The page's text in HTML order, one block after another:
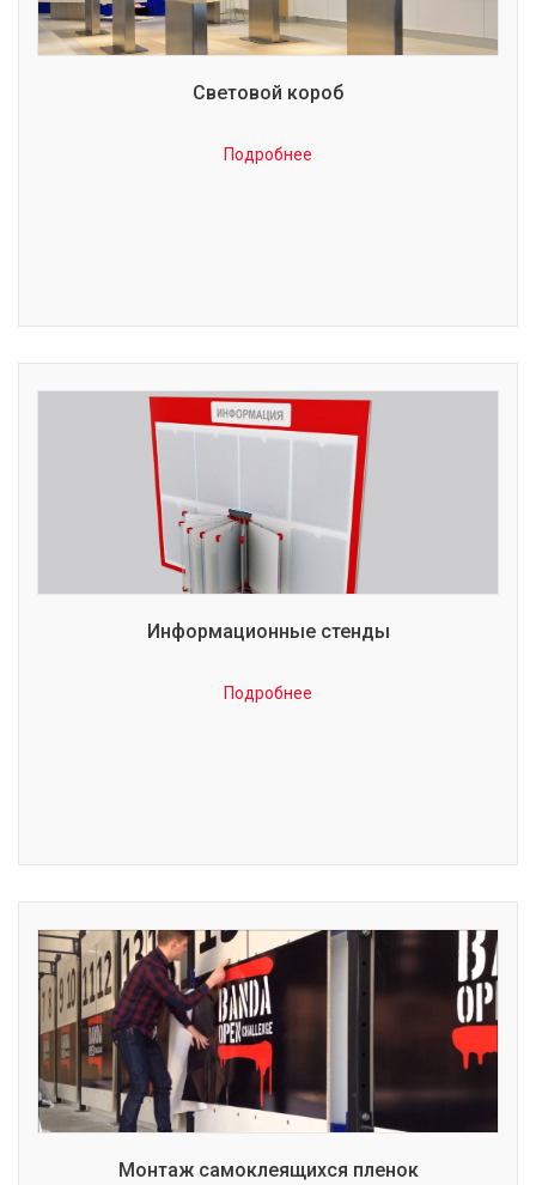
Световой короб
Подробнее
Информационные стенды
Подробнее
Монтаж самоклеящихся пленок